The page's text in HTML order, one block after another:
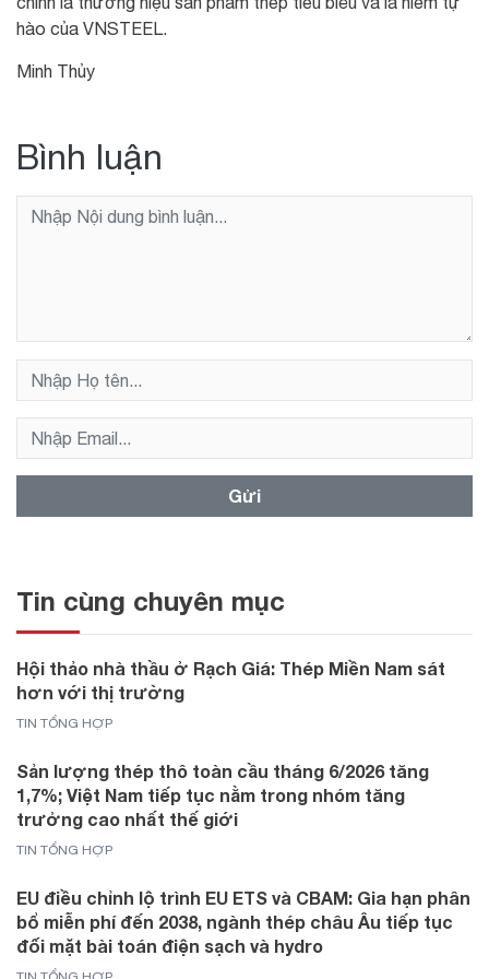
hào của VNSTEEL.
Minh Thủy
Bình luận
Gửi
Tin cùng chuyên mục
Hội thảo nhà thầu ở Rạch Giá: Thép Miền Nam sát
hơn với thị trường
TIN TỔNG HỢP
Sản lượng thép thô toàn cầu tháng 6/2026 tăng
1,7%; Việt Nam tiếp tục nằm trong nhóm tăng
trưởng cao nhất thế giới
TIN TỔNG HỢP
EU điều chỉnh lộ trình EU ETS và CBAM: Gia hạn phân
bổ miễn phí đến 2038, ngành thép châu Âu tiếp tục
đối mặt bài toán điện sạch và hydro